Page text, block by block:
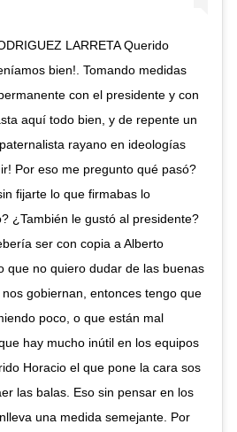
LARRETA Querido
bien!. Tomando medidas
con el presidente y con
aquí todo bien, y de repente un
rayano en ideologías
Por eso me pregunto qué pasó?
fijarte lo que firmabas lo
¿También le gustó al presidente?
ser con copia a Alberto
que no quiero dudar de las buenas
gobiernan, entonces tengo que
poco, o que están mal
hay mucho inútil en los equipos
Horacio el que pone la cara sos
las balas. Eso sin pensar en los
una medida semejante. Por